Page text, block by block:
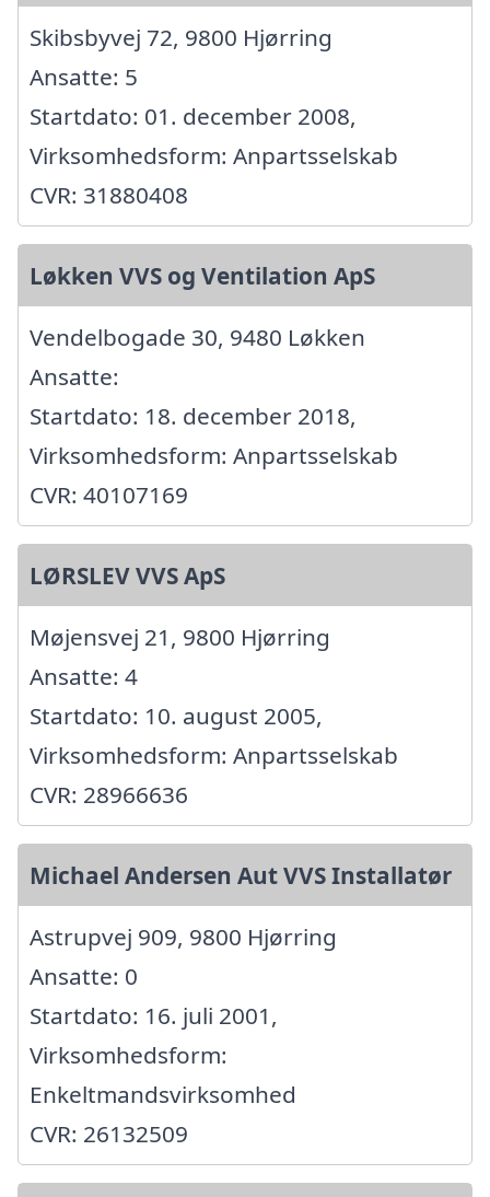
Skibsbyvej 72, 9800 Hjørring
Ansatte: 5
Startdato: 01. december 2008,
Virksomhedsform: Anpartsselskab
CVR: 31880408
Løkken VVS og Ventilation ApS
Vendelbogade 30, 9480 Løkken
Ansatte:
Startdato: 18. december 2018,
Virksomhedsform: Anpartsselskab
CVR: 40107169
LØRSLEV VVS ApS
Møjensvej 21, 9800 Hjørring
Ansatte: 4
Startdato: 10. august 2005,
Virksomhedsform: Anpartsselskab
CVR: 28966636
Michael Andersen Aut VVS Installatør
Astrupvej 909, 9800 Hjørring
Ansatte: 0
Startdato: 16. juli 2001,
Virksomhedsform:
Enkeltmandsvirksomhed
CVR: 26132509